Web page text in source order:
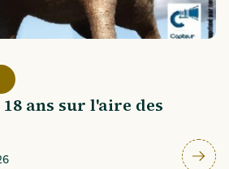
ans sur l'aire des